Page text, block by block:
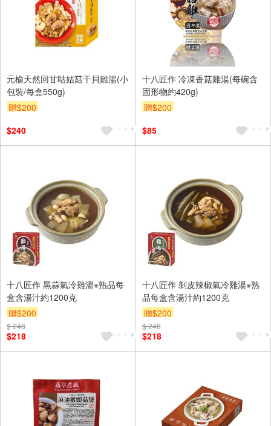
元榆天然回甘咕姑菇干貝雞湯(小
包裝/每盒550g)
贈$200
$240
十八匠作 冷凍香菇雞湯(每碗含
固形物約420g)
贈$200
$85
十八匠作 黑蒜氣冷雞湯※熟品每
盒含湯汁約1200克
贈$200
$ 248
$218
十八匠作 剝皮辣椒氣冷雞湯※熟
品每盒含湯汁約1200克
贈$200
$ 248
$218